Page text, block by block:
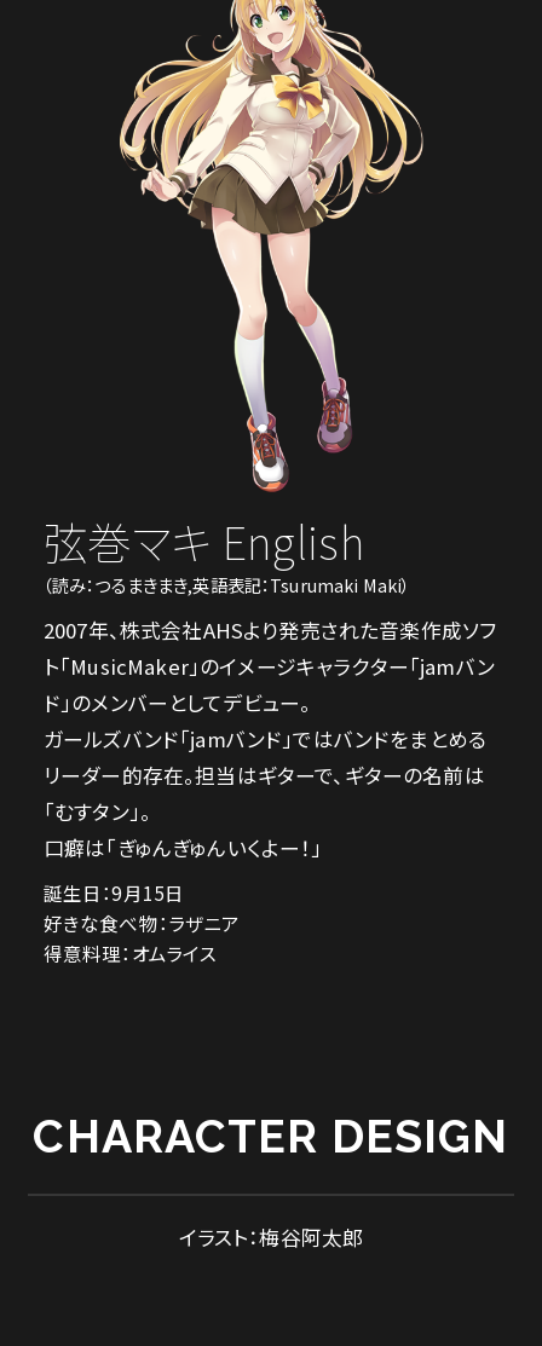
弦巻マキ English
（読み：つるまきまき,英語表記：Tsurumaki Maki）
2007年、株式会社AHSより発売された音楽作成ソフ
ト「MusicMaker」のイメージキャラクター「jamバン
ド」のメンバーとしてデビュー。
ガールズバンド「jamバンド」ではバンドをまとめる
リーダー的存在。担当はギターで、ギターの名前は
「むすタン」。
口癖は「ぎゅんぎゅんいくよー！」
誕生日：9月15日
好きな食べ物：ラザニア
得意料理：オムライス
CHARACTER DESIGN
イラスト：梅谷阿太郎